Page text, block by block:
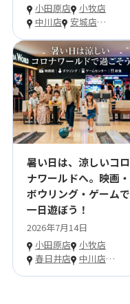
小田原店
小牧店
中川店
安城店…
暑い日は、涼しいコロ
ナワールドへ。映画・
ボウリング・ゲームで
一日遊ぼう！
2026年7月14日
小田原店
小牧店
春日井店
中川店…